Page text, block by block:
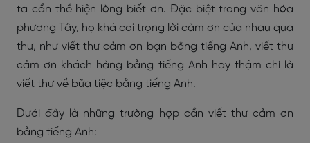
ta cần thể hiện lòng biết ơn. Đặc biệt trong văn hóa
phương Tây, họ khá coi trọng lời cảm ơn của nhau qua
thư, như viết thư cảm ơn bạn bằng tiếng Anh, viết thư
cảm ơn khách hàng bằng tiếng Anh hay thậm chí là
viết thư về bữa tiệc bằng tiếng Anh.
Dưới đây là những trường hợp cần viết thư cảm ơn
bằng tiếng Anh: